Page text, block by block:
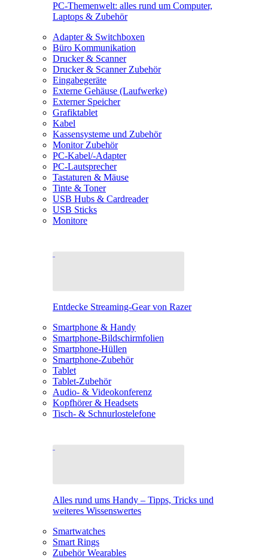
PC-Themenwelt: alles rund um Computer,
Laptops & Zubehör
Adapter & Switchboxen
Büro Kommunikation
Drucker & Scanner
Drucker & Scanner Zubehör
Eingabegeräte
Externe Gehäuse (Laufwerke)
Externer Speicher
Grafiktablet
Kabel
Kassensysteme und Zubehör
Monitor Zubehör
PC-Kabel/-Adapter
PC-Lautsprecher
Tastaturen & Mäuse
Tinte & Toner
USB Hubs & Cardreader
USB Sticks
Monitore
Entdecke Streaming-Gear von Razer
Smartphone & Handy
Smartphone-Bildschirmfolien
Smartphone-Hüllen
Smartphone-Zubehör
Tablet
Tablet-Zubehör
Audio- & Videokonferenz
Kopfhörer & Headsets
Tisch- & Schnurlostelefone
Alles rund ums Handy – Tipps, Tricks und
weiteres Wissenswertes
Smartwatches
Smart Rings
Zubehör Wearables